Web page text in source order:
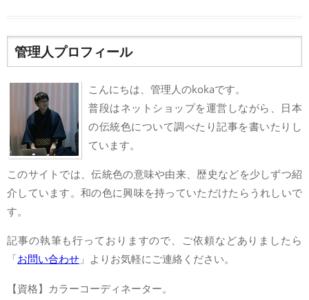
管理人プロフィール
こんにちは、管理人のkokaです。
普段はネットショップを運営しながら、日本
の伝統色について調べたり記事を書いたりし
ています。
このサイトでは、伝統色の意味や由来、歴史などを少しずつ紹
介しています。和の色に興味を持っていただけたらうれしいで
す。
記事の執筆も行っておりますので、ご依頼などありましたら
「お問い合わせ 」よりお気軽にご連絡ください。
【資格】カラーコーディネーター。